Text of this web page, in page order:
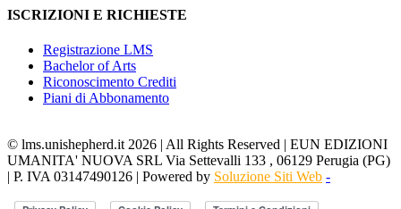
ISCRIZIONI E RICHIESTE
Registrazione LMS
Bachelor of Arts
Riconoscimento Crediti
Piani di Abbonamento
© lms.unishepherd.it 2026 | All Rights Reserved | EUN EDIZIONI
UMANITA' NUOVA SRL Via Settevalli 133 , 06129 Perugia (PG)
| P. IVA 03147490126 | Powered by Soluzione Siti Web -